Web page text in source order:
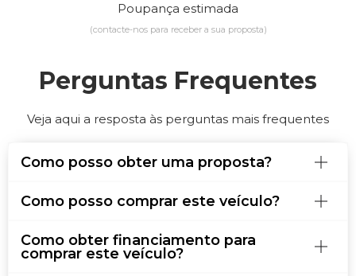
Poupança estimada
(contacte-nos para receber a sua proposta)
Perguntas Frequentes
Veja aqui a resposta às perguntas mais frequentes
Como posso obter uma proposta?
Como posso comprar este veículo?
Como obter financiamento para
comprar este veículo?